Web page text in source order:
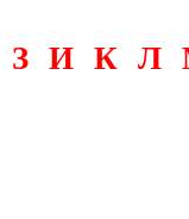
З И К Л